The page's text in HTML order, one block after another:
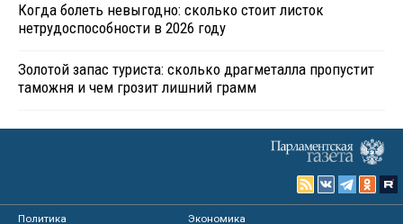
Когда болеть невыгодно: сколько стоит листок
нетрудоспособности в 2026 году
Золотой запас туриста: сколько драгметалла пропустит
таможня и чем грозит лишний грамм
Политика
Экономика